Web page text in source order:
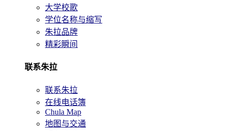
大学校歌
学位名称与缩写
朱拉品牌
精彩瞬间
联系朱拉
联系朱拉
在线电话簿
Chula Map
地图与交通